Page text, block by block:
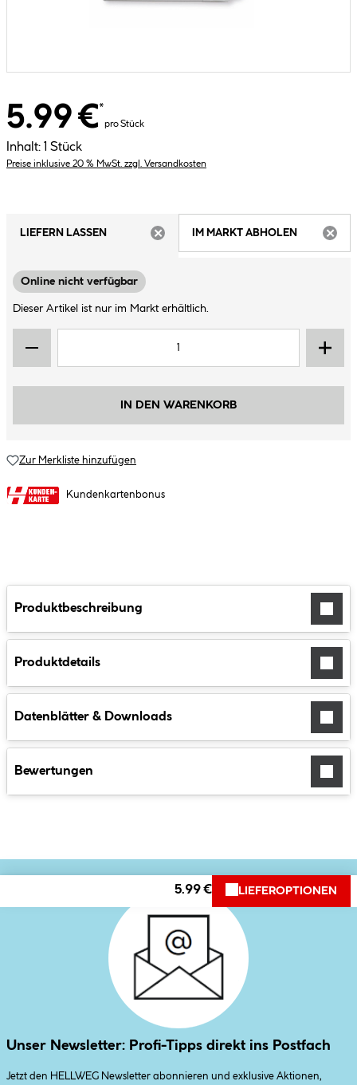
5.99 €*
pro Stück
Inhalt: 1 Stück
Preise inklusive 20 % MwSt. zzgl. Versandkosten
LIEFERN LASSEN
IM MARKT ABHOLEN
Online nicht verfügbar
Dieser Artikel ist nur im Markt erhältlich.
IN DEN WARENKORB
Zur Merkliste hinzufügen
Kundenkartenbonus
Produktbeschreibung
Produktdetails
Datenblätter & Downloads
Bewertungen
5.99 € LIEFEROPTIONEN
Unser Newsletter: Profi-Tipps direkt ins Postfach
Jetzt den HELLWEG Newsletter abonnieren und exklusive Aktionen,